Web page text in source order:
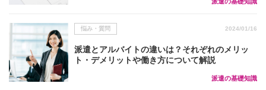
悩み・質問 2024/01/16
派遣とアルバイトの違いは？それぞれのメリッ
ト・デメリットや働き方について解説
派遣の基礎知識